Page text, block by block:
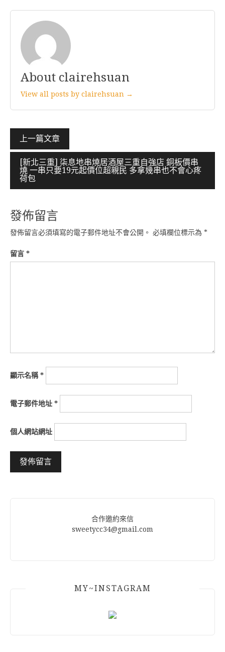
About clairehsuan
View all posts by clairehsuan →
文
章
導
覽
上一篇文章
[新北三重] 柒息地串燒居酒屋三重自強店 銅板價串
燒 一串只要19元起價位超親民 多拿幾串也不會心疼
荷包
發佈留言
發佈留言必須填寫的電子郵件地址不會公開。 必填欄位標示為 *
留言 *
顯示名稱*
電子郵件地址 *
個人網站網址
合作邀約來信
sweetycc34@gmail.com
MY~INSTAGRAM